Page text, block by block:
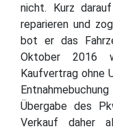
nicht. Kurz
reparieren und
bot er das
Oktober 2016
Kaufvertrag ohne
Übergabe des
Verkauf daher